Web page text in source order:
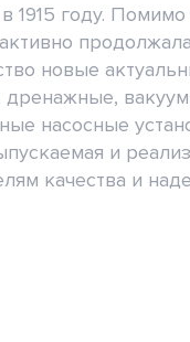
1915 году.
новые
дренажные,
насосные
и
качества и